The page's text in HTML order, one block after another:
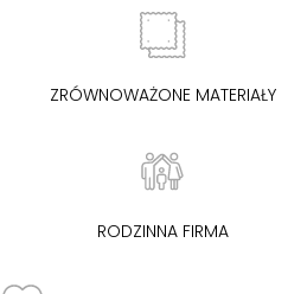
ZRÓWNOWAŻONE MATERIAŁY
RODZINNA FIRMA